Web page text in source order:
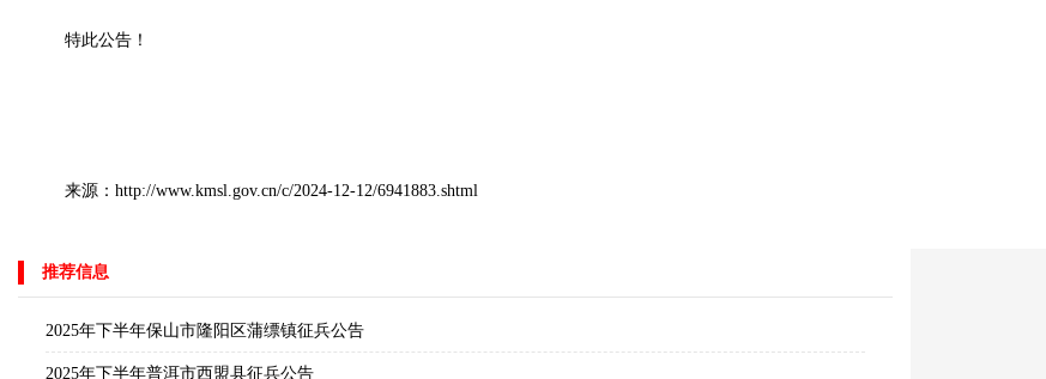
特此公告！
来源：http://www.kmsl.gov.cn/c/2024-12-12/6941883.shtml
推荐信息
2025年下半年保山市隆阳区蒲缥镇征兵公告
2025年下半年普洱市西盟县征兵公告